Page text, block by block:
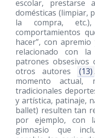
escolar, prestarse
domésticas (limpiar,
la compra,
comportamientos
hacer”, con
relacionado con
patrones obsesivos
otros autores
(13)
momento actual,
tradicionales
y artística, patinaje,
ballet) resulten tan
por ejemplo, con
gimnasio que